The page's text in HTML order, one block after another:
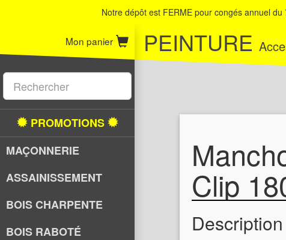
Notre dépôt est FERME pour congés annuel
PEINTURE
Mon panier
PROMOTIONS
MAÇONNERIE
ASSAINISSEMENT
BOIS CHARPENTE
BOIS RABOTÉ
Clip
Description